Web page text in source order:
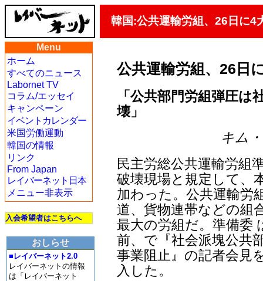
韓国:公共運輸労組、26日に4
Menu
ホーム
すべてのニュース
Labornet TV
コラム/エッセイ
キャンペーン
イベントカレンダー
米国労働運動
韓国の情報
リンク
From Japan
レイバーネット日本
メニュー非表示
入会希望者はこちらへ
おしらせ
■レイバーネット2.0
レイバーネットの情報
は「レイバーネット
公共運輸労組、26日
「公共部門労組弾圧は
壊」
キム
民主労総公共運輸労組
破壊現場と規定して、
加わった。公共運輸労
道、貨物連帯などの組
最大の労組だ。準備委
前、で『社会派塊公共
事業阻止』の記者会見
入した。